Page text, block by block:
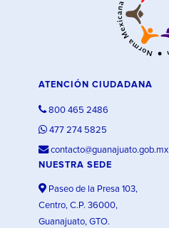
ATENCIÓN CIUDADANA
800 465 2486
477 274 5825
contacto@guanajuato.gob.mx
NUESTRA SEDE
Paseo de la Presa 103,
Centro, C.P. 36000,
Guanajuato, GTO.